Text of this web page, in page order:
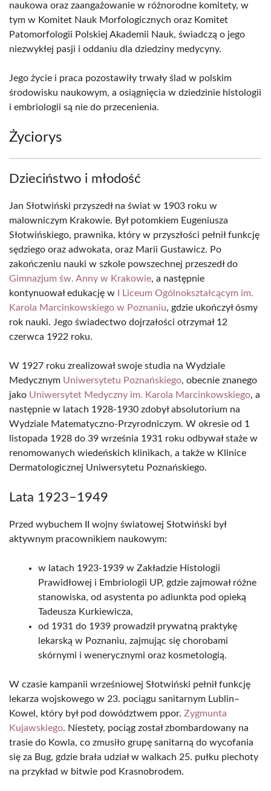
naukowa oraz zaangażowanie w różnorodne komitety, w
tym w Komitet Nauk Morfologicznych oraz Komitet
Patomorfologii Polskiej Akademii Nauk, świadczą o jego
niezwykłej pasji i oddaniu dla dziedziny medycyny.
Jego życie i praca pozostawiły trwały ślad w polskim
środowisku naukowym, a osiągnięcia w dziedzinie histologii
i embriologii są nie do przecenienia.
Życiorys
Dzieciństwo i młodość
Jan Słotwiński przyszedł na świat w 1903 roku w
malowniczym Krakowie. Był potomkiem Eugeniusza
Słotwińskiego, prawnika, który w przyszłości pełnił funkcję
sędziego oraz adwokata, oraz Marii Gustawicz. Po
zakończeniu nauki w szkole powszechnej przeszedł do
Gimnazjum św. Anny w Krakowie, a następnie
kontynuował edukację w
I Liceum Ogólnokształcącym im.
Karola Marcinkowskiego w Poznaniu, gdzie ukończył ósmy
rok nauki. Jego świadectwo dojrzałości otrzymał 12
czerwca 1922 roku.
W 1927 roku zrealizował swoje studia na Wydziale
Medycznym Uniwersytetu Poznańskiego, obecnie znanego
jako Uniwersytet Medyczny im. Karola Marcinkowskiego, a
następnie w latach 1928-1930 zdobył absolutorium na
Wydziale Matematyczno-Przyrodniczym. W okresie od 1
listopada 1928 do 39 września 1931 roku odbywał staże w
renomowanych wiedeńskich klinikach, a także w Klinice
Dermatologicznej Uniwersytetu Poznańskiego.
Lata 1923–1949
Przed wybuchem II wojny światowej Słotwiński był
aktywnym pracownikiem naukowym:
w latach 1923-1939 w Zakładzie Histologii
Prawidłowej i Embriologii UP, gdzie zajmował różne
stanowiska, od asystenta po adiunkta pod opieką
Tadeusza Kurkiewicza,
od 1931 do 1939 prowadził prywatną praktykę
lekarską w Poznaniu, zajmując się chorobami
skórnymi i wenerycznymi oraz kosmetologią.
W czasie kampanii wrześniowej Słotwiński pełnił funkcję
lekarza wojskowego w 23. pociągu sanitarnym Lublin–
Kowel, który był pod dowództwem ppor. Zygmunta
Kujawskiego. Niestety, pociąg został zbombardowany na
trasie do Kowla, co zmusiło grupę sanitarną do wycofania
się za Bug, gdzie brała udział w walkach 25. pułku piechoty
na przykład w bitwie pod Krasnobrodem.